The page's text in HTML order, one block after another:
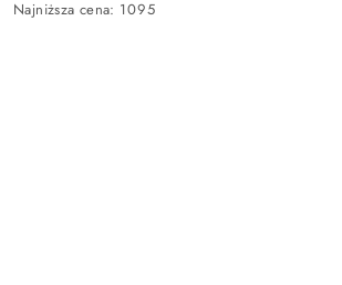
promocyjna:
Najniższa
Najniższa cena: 1095